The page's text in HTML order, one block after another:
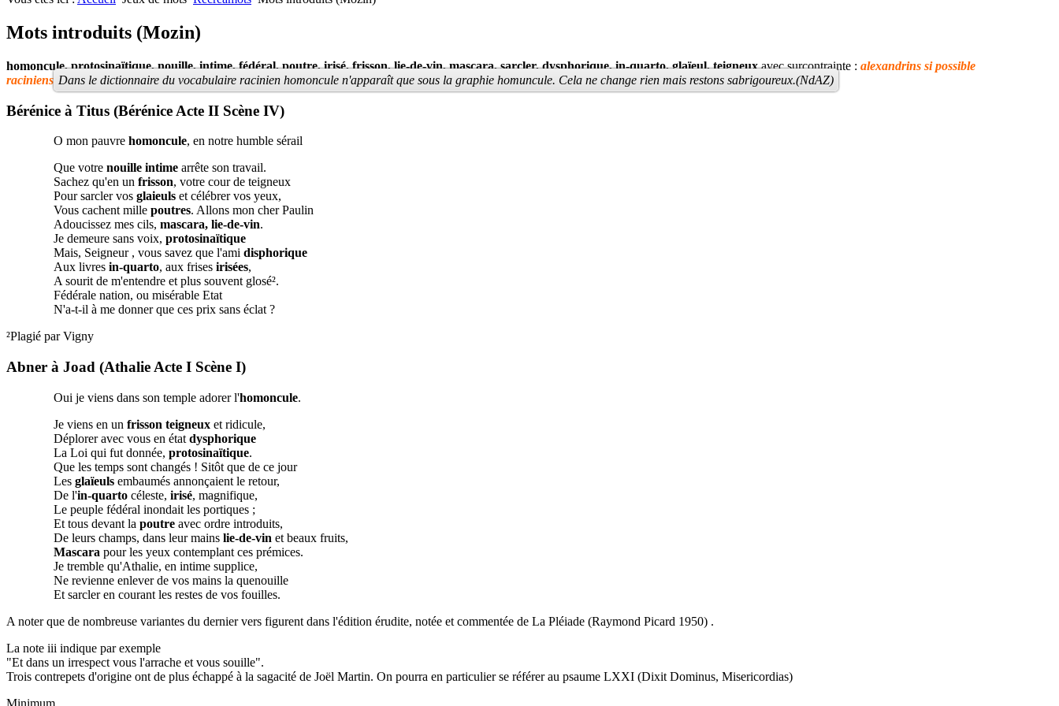
Alphabet
La vie mode d'emploi
Carrés magiques
Jouez carré
Mots introduits (Mozin)
homoncule, protosinaïtique, nouille, intime, fédéral, poutre, irisé, frisson, lie-de-vin, mascara, sarcler, dysphorique, in-quarto, glaïeul, teigneuxavec surcontrainte : alexandrins si possible
raciniens Dans le dictionnaire du vocabulaire racinien homoncule n'apparaît que sous la graphie homuncule. Cela ne change rien mais restons sabrigoureux.(NdAZ)
Bérénice à Titus (Bérénice Acte II Scène IV)
O mon pauvre homoncule, en notre humble sérail
Que votre nouille intime arrête son travail.
Sachez qu'en un frisson, votre cour de teigneux
Pour sarcler vos glaieuls et célébrer vos yeux,
Vous cachent mille poutres. Allons mon cher Paulin
Adoucissez mes cils, mascara, lie-de-vin.
Je demeure sans voix, protosinaïtique
Mais, Seigneur , vous savez que l'ami disphorique
Aux livres in-quarto, aux frises irisées,
A sourit de m'entendre et plus souvent glosé².
Fédérale nation, ou misérable Etat
N'a-t-il à me donner que ces prix sans éclat ?
²Plagié par Vigny
Abner à Joad (Athalie Acte I Scène I)
Oui je viens dans son temple adorer l'homoncule.
Je viens en un frisson teigneux et ridicule,
Déplorer avec vous en état dysphorique
La Loi qui fut donnée, protosinaïtique.
Que les temps sont changés ! Sitôt que de ce jour
Les glaïeuls embaumés annonçaient le retour,
De l'in-quarto céleste, irisé, magnifique,
Le peuple fédéral inondait les portiques ;
Et tous devant la poutre avec ordre introduits,
De leurs champs, dans leur mains lie-de-vin et beaux fruits,
Mascara pour les yeux contemplant ces prémices.
Je tremble qu'Athalie, en intime supplice,
Ne revienne enlever de vos mains la quenouille
Et sarcler en courant les restes de vos fouilles.
A noter que de nombreuse variantes du dernier vers figurent dans l'édition érudite, notée et commentée de La Pléiade (Raymond Picard 1950) .
La note iii indique par exemple
"Et dans un irrespect vous l'arrache et vous souille".
Trois contrepets d'origine ont de plus échappé à la sagacité de Joël Martin. On pourra en particulier se référer au psaume LXXI (Dixit Dominus, Misericordias)
Minimum